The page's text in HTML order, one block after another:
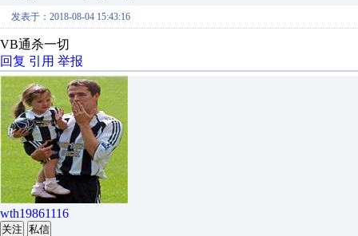
发表于：2018-08-04 15:43:16
VB通杀一切
回复 引用 举报
wth19861116
关注 私信